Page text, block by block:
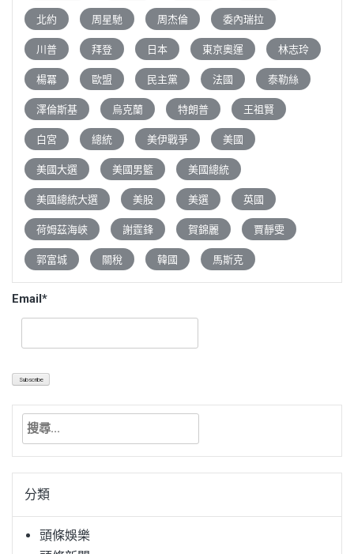
北約 周星馳 周杰倫 委內瑞拉
川普 拜登 日本 東京奧運 林志玲
楊冪 歐盟 民主黨 法國 泰勒絲
澤倫斯基 烏克蘭 特朗普 王祖賢
白宮 總統 美伊戰爭 美國
美國大選 美國男籃 美國總統
美國總統大選 美股 美選 英國
荷姆茲海峽 謝霆鋒 賀錦麗 賈靜雯
郭富城 關稅 韓國 馬斯克
Email*
搜
關
字:分類
頭條娛樂